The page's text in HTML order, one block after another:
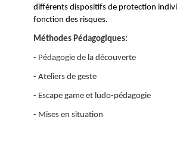
différents dispositifs de protection
fonction des risques.
Méthodes Pédagogiques:
- Pédagogie de la découverte
- Ateliers de geste
- Escape game et ludo-pédagogie
- Mises en situation